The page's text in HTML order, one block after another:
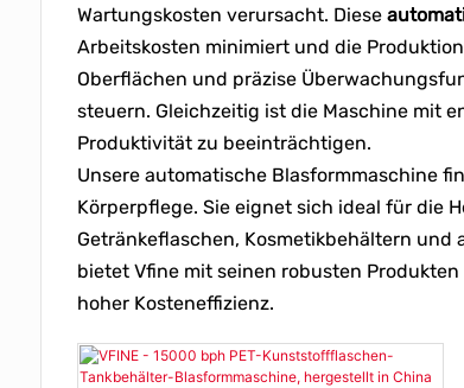
Wartungskosten verursacht. Diese
Arbeitskosten minimiert und die
Oberflächen und präzise
steuern. Gleichzeitig ist die Maschine mit
Produktivität zu beeinträchtigen.
Unsere automatische Blasformmaschine
Körperpflege. Sie eignet sich ideal für die
Getränkeflaschen, Kosmetikbehältern
bietet Vfine mit seinen robusten
hoher Kosteneffizienz.